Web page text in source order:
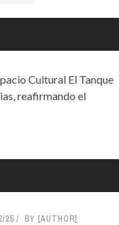
Cultural El Tanque
reafirmando el
25 BY [AUTHOR]